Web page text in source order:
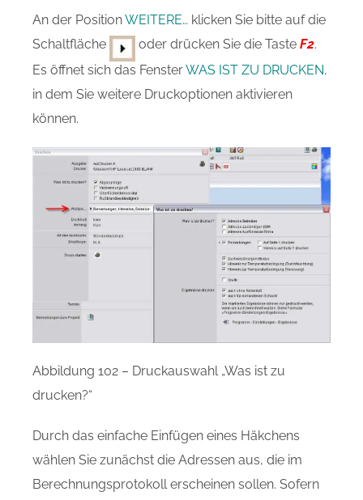
An der PositionWEITERE… klicken Sie bitte auf die
Schaltfläche
oder drücken Sie die Taste F2.
Es öffnet sich das FensterWAS IST ZU DRUCKEN,
in dem Sie weitere Druckoptionen aktivieren
können.
Abbildung 102 – Druckauswahl „Was ist zu
drucken?“
Durch das einfache Einfügen eines Häkchens
wählen Sie zunächst die Adressen aus, die im
Berechnungsprotokoll erscheinen sollen. Sofern